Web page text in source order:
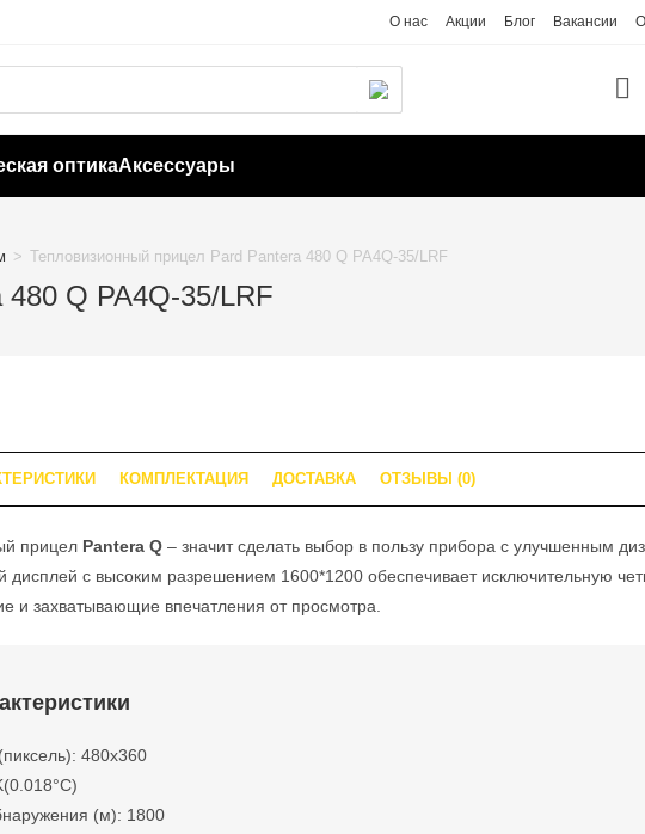
О нас Акции Блог Вакансии
оптикаАксессуары
> Тепловизионный прицел Pard Pantera 480 Q PA4Q-35/LRF
Q PA4Q-35/LRF
КОМПЛЕКТАЦИЯ ДОСТАВКА ОТЗЫВЫ (0)
прицел Pantera Q – значит сделать выбор в пользу прибора с улучшенным
дисплей с высоким разрешением 1600*1200 обеспечивает исключительную
и захватывающие впечатления от просмотра.
480х360
(м): 1800